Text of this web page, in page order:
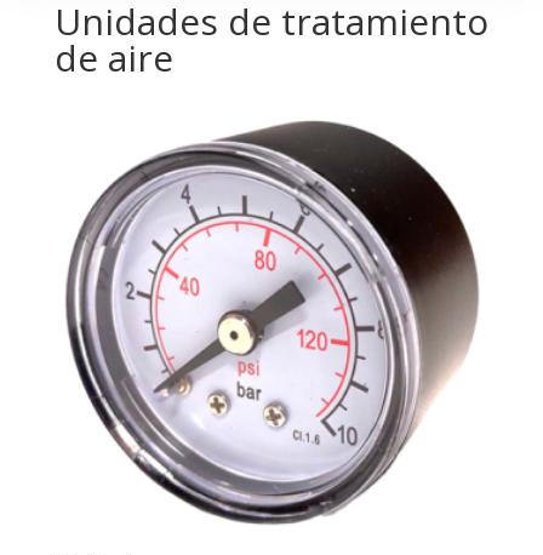
Unidades de tratamiento
de aire